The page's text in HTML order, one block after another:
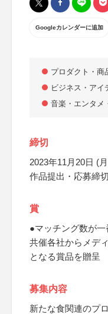
Googleカレンダーに追加
プロダクト・商
ビジネス・アイ
音楽・エンタメ
締切
2023年11月20日 (
作品提出・応募締
賞
●マッチング数が一
共催各社からメデ
となる賞品を贈呈
募集内容
新たな食関連のプ